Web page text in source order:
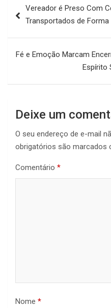
de
Vereador é Preso Com
Transportados de
Fé e Emoção Marcam
Espírito
Deixe um
O seu endereço de e-mail
obrigatórios são marcados
Comentário *
Nome *